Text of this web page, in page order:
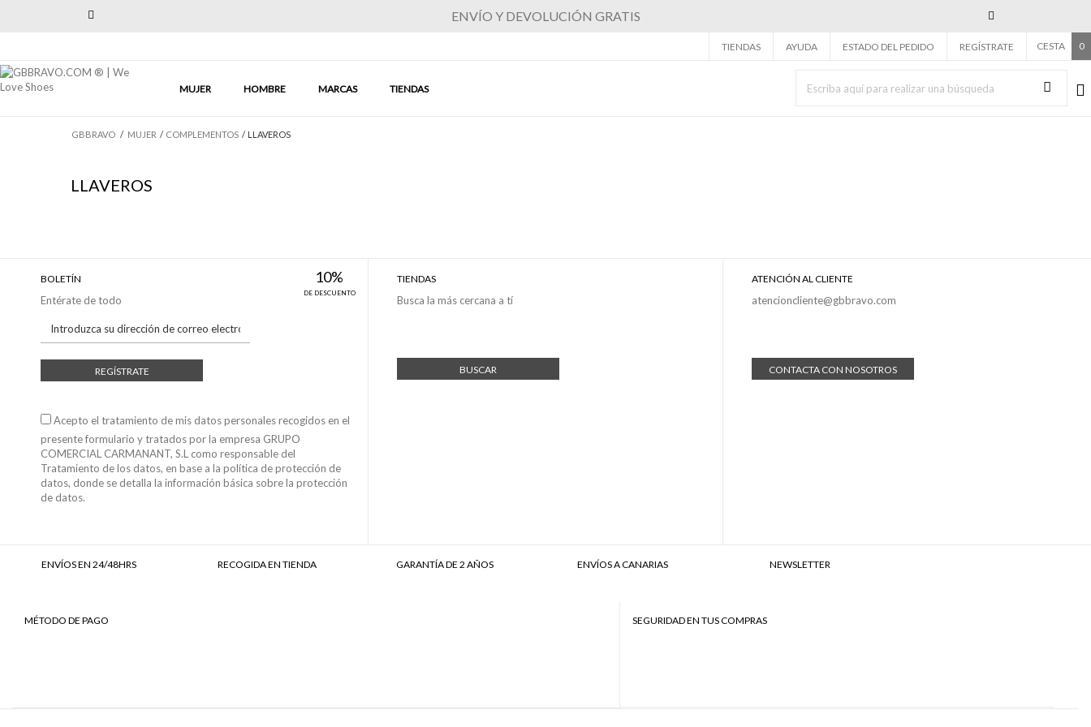
ENVÍO Y DEVOLUCIÓN GRATIS
CESTA 0
REGÍSTRATE
ESTADO DEL PEDIDO
AYUDA
TIENDAS
MUJER HOMBRE MARCAS TIENDAS
GBBRAVO / MUJER / COMPLEMENTOS / LLAVEROS
LLAVEROS
10%
DE DESCUENTO
BOLETÍN
Entérate de todo
REGÍSTRATE
Acepto el tratamiento de mis datos personales recogidos en el
presente formulario y tratados por la empresa GRUPO
COMERCIAL CARMANANT, S.L como responsable del
Tratamiento de los datos, en base a la política de protección de
datos, donde se detalla la información básica sobre la protección
de datos.
TIENDAS
Busca la más cercana a tí
BUSCAR
ATENCIÓN AL CLIENTE
atencioncliente@gbbravo.com
CONTACTA CON NOSOTROS
ENVÍOS EN 24/48HRS RECOGIDA EN TIENDA GARANTÍA DE 2 AÑOS ENVÍOS A CANARIAS NEWSLETTER
MÉTODO DE PAGO SEGURIDAD EN TUS COMPRAS